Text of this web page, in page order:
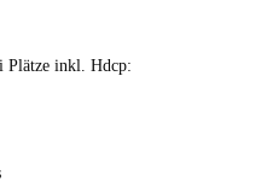
Plätze inkl. Hdcp: